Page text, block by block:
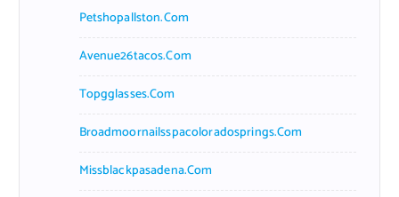
Petshopallston.com
Avenue26tacos.com
Topgglasses.com
Broadmoornailsspacoloradosprings.com
Missblackpasadena.com